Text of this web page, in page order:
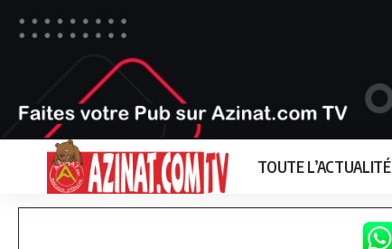
TOUTE L’ACTUALITÉ